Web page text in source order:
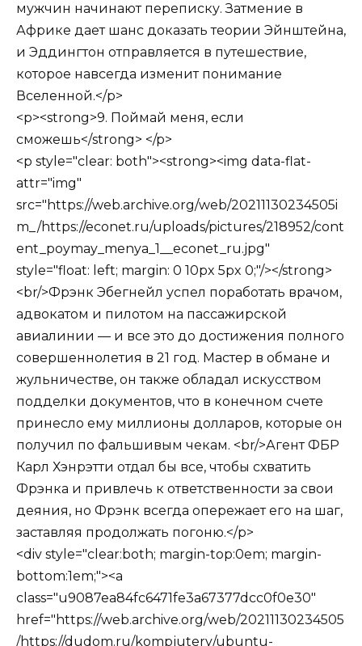
мужчин начинают переписку. Затмение в
Африке дает шанс доказать теории Эйнштейна,
и Эддингтон отправляется в путешествие,
которое навсегда изменит понимание
Вселенной.</p>
<p><strong>9. Поймай меня, если
сможешь</strong> </p>
<p style="clear: both"><strong><img data-flat-
attr="img"
src="https://web.archive.org/web/20211130234505i
m_/https://econet.ru/uploads/pictures/218952/cont
ent_poymay_menya_1__econet_ru.jpg"
style="float: left; margin: 0 10px 5px 0;"/></strong>
<br/>Фрэнк Эбегнейл успел поработать врачом,
адвокатом и пилотом на пассажирской
авиалинии — и все это до достижения полного
совершеннолетия в 21 год. Мастер в обмане и
жульничестве, он также обладал искусством
подделки документов, что в конечном счете
принесло ему миллионы долларов, которые он
получил по фальшивым чекам. <br/>Агент ФБР
Карл Хэнрэтти отдал бы все, чтобы схватить
Фрэнка и привлечь к ответственности за свои
деяния, но Фрэнк всегда опережает его на шаг,
заставляя продолжать погоню.</p>
<div style="clear:both; margin-top:0em; margin-
bottom:1em;"><a
class="u9087ea84fc6471fe3a67377dcc0f0e30"
href="https://web.archive.org/web/20211130234505
/https://dudom.ru/kompjutery/ubuntu-